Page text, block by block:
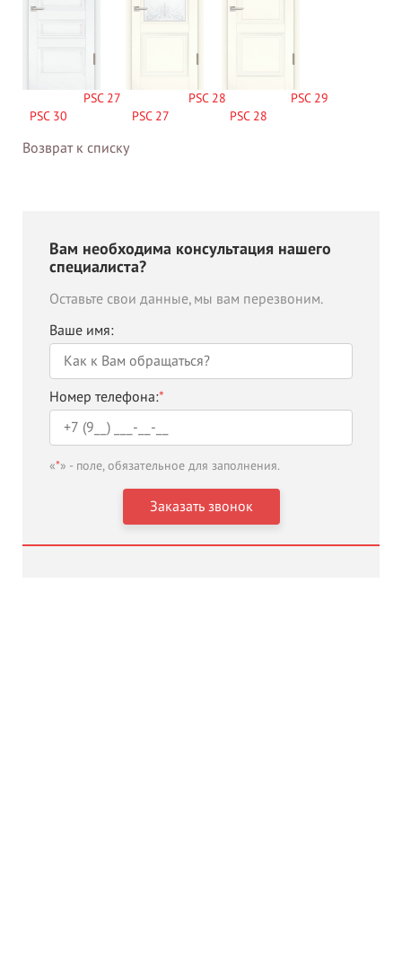
PSC 27 PSC 28
PSC 29
PSC 30
PSC 27 PSC 28
Возврат к списку
Вам необходима консультация нашего
специалиста?
Оставьте свои данные, мы вам перезвоним.
Ваше имя:
Номер телефона:*
«*» - поле, обязательное для заполнения.